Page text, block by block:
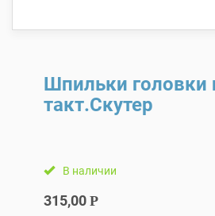
Шпильки головки
такт.Скутер
В наличии
315,00 Р